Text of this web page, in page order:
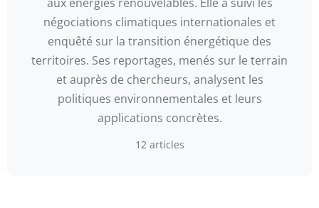
négociations climatiques internationales et
enquêté sur la transition énergétique des
territoires. Ses reportages, menés sur le terrain
et auprès de chercheurs, analysent les
politiques environnementales et leurs
applications concrètes.
12 articles